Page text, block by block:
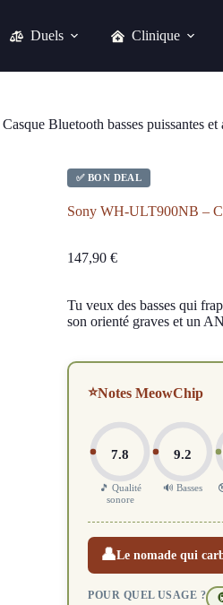
Duels Clinique
Bluetooth basses puissantes et
✅ BON DEAL
Sony WH-ULT900NB –
147,90 €
Tu veux des basses qui
son orienté graves et un
⭐Notes MeowChip
7.8
🎵 Qualité
sonore
9.2
🔊 Basses
👤Le nomade qui
POUR QUEL USAGE ?